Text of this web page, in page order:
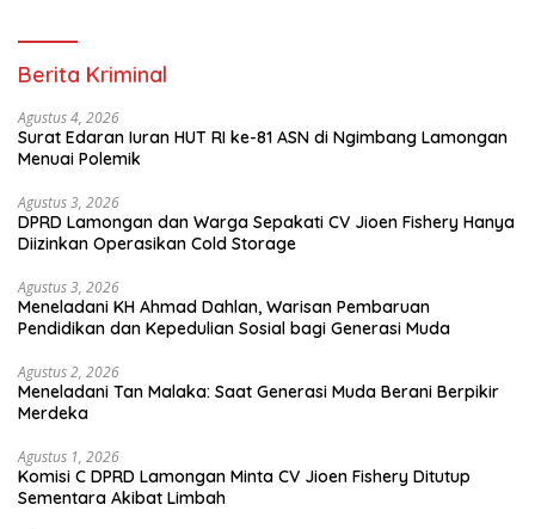
Berita Kriminal
Agustus 4, 2026
Surat Edaran Iuran HUT RI ke-81 ASN di Ngimbang Lamongan
Menuai Polemik
Agustus 3, 2026
DPRD Lamongan dan Warga Sepakati CV Jioen Fishery Hanya
Diizinkan Operasikan Cold Storage
Agustus 3, 2026
Meneladani KH Ahmad Dahlan, Warisan Pembaruan
Pendidikan dan Kepedulian Sosial bagi Generasi Muda
Agustus 2, 2026
Meneladani Tan Malaka: Saat Generasi Muda Berani Berpikir
Merdeka
Agustus 1, 2026
Komisi C DPRD Lamongan Minta CV Jioen Fishery Ditutup
Sementara Akibat Limbah